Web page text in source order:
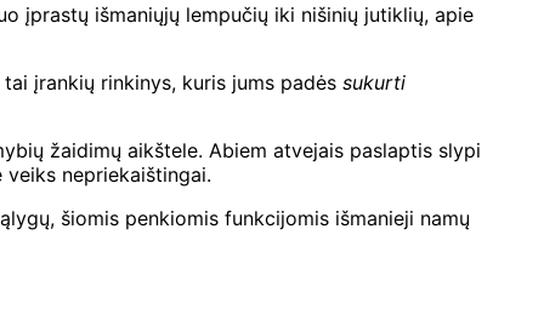
​​įprastų išmaniųjų lempučių iki nišinių jutiklių, apie
įrankių rinkinys, kuris jums padės sukurti
žaidimų aikštele. Abiem atvejais paslaptis slypi
nepriekaištingai.
šiomis penkiomis funkcijomis išmanieji namų